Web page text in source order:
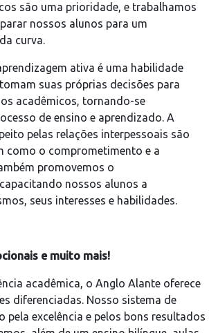
são uma prioridade, e trabalhamos
nossos alunos para um
curva.
ativa é uma habilidade
suas próprias decisões para
acadêmicos, tornando-se
de ensino e aprendizado. A
pelas relações interpessoais são
como o comprometimento e a
promovemos o
nossos alunos a
seus interesses e habilidades.
e muito mais!
acadêmica, o Anglo Alante oferece
diferenciadas. Nosso sistema de
pela excelência e pelos bons resultados